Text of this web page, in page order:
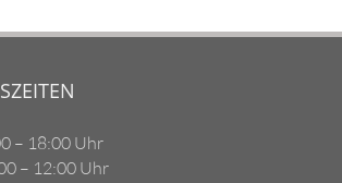
– 18:00 Uhr
– 12:00 Uhr